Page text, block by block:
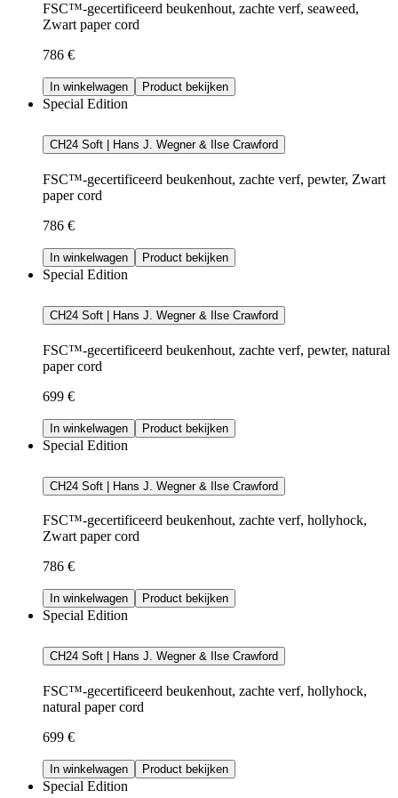
FSC™-gecertificeerd beukenhout, zachte verf, seaweed,
Zwart paper cord
786 €
In winkelwagen Product bekijken
Special Edition
CH24 Soft | Hans J. Wegner & Ilse Crawford
FSC™-gecertificeerd beukenhout, zachte verf, pewter, Zwart
paper cord
786 €
In winkelwagen Product bekijken
Special Edition
CH24 Soft | Hans J. Wegner & Ilse Crawford
FSC™-gecertificeerd beukenhout, zachte verf, pewter, natural
paper cord
699 €
In winkelwagen Product bekijken
Special Edition
CH24 Soft | Hans J. Wegner & Ilse Crawford
FSC™-gecertificeerd beukenhout, zachte verf, hollyhock,
Zwart paper cord
786 €
In winkelwagen Product bekijken
Special Edition
CH24 Soft | Hans J. Wegner & Ilse Crawford
FSC™-gecertificeerd beukenhout, zachte verf, hollyhock,
natural paper cord
699 €
In winkelwagen Product bekijken
Special Edition